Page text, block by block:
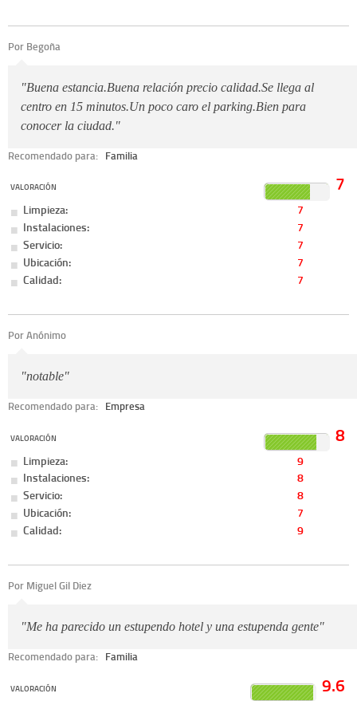
Por Begoña
"Buena estancia.Buena relación precio calidad.Se llega al
centro en 15 minutos.Un poco caro el parking.Bien para
conocer la ciudad."
Recomendado para: Familia
VALORACIÓN 7
Limpieza:
7
Instalaciones:
7
Servicio:
7
Ubicación:
7
Calidad:
7
Por Anónimo
"notable"
Recomendado para: Empresa
VALORACIÓN 8
Limpieza:
9
Instalaciones:
8
Servicio:
8
Ubicación:
7
Calidad:
9
Por Miguel Gil Diez
"Me ha parecido un estupendo hotel y una estupenda gente"
Recomendado para: Familia
VALORACIÓN 9.6